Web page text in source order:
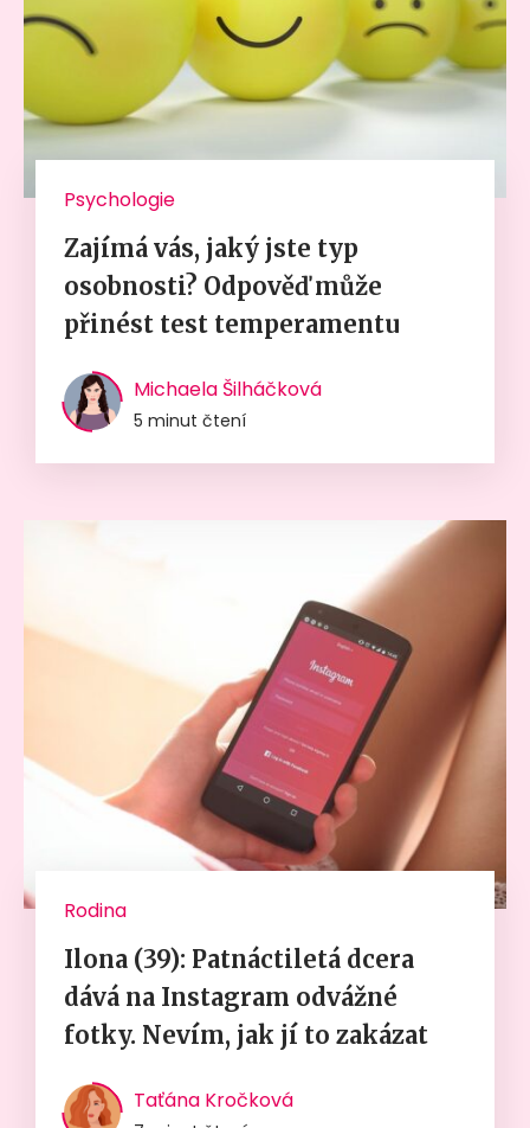
Psychologie
Zajímá vás, jaký jste typ
osobnosti? Odpověď může
přinést test temperamentu
Michaela Šilháčková
5 minut čtení
Rodina
Ilona (39): Patnáctiletá dcera
dává na Instagram odvážné
fotky. Nevím, jak jí to zakázat
Taťána Kročková